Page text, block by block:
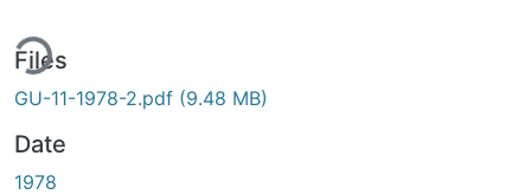
Files
GU-11-1978-2.pdf (9.48 MB)
Date
1978